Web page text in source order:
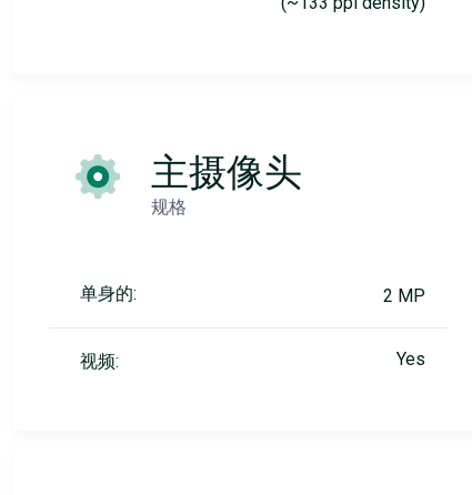
主摄像头
规格
单身的: 2 MP
视频: Yes